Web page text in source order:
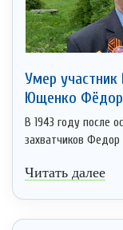
Умер
Ющенко Фёдор
В 1943 году после
захватчиков
Читать далее